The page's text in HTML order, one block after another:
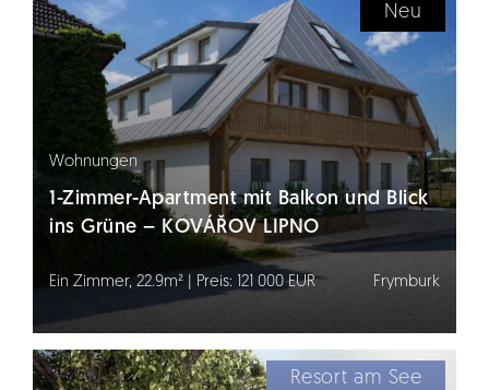
Neu
Wohnungen
1-Zimmer-Apartment mit Balkon und Blick
ins Grüne – KOVÁŘOV LIPNO
Ein Zimmer, 22.9m² | Preis: 121 000 EUR Frymburk
Resort am See